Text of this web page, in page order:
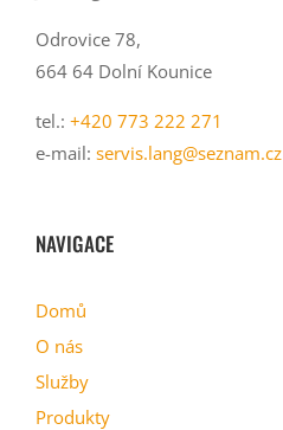
Odrovice 78,
664 64 Dolní Kounice
tel.: +420 773 222 271
e-mail: servis.lang@seznam.cz
NAVIGACE
Domů
O nás
Služby
Produkty